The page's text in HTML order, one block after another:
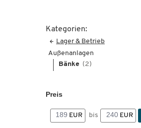
Kategorien:
Lager & Betrieb
Außenanlagen
Bänke (2)
Preis
EUR bis EUR